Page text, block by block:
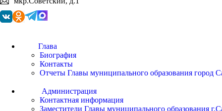
Глава
Биография
Контакты
Отчеты Главы муниципального образования город
Администрация
Контактная информация
Заместители Главы муниципального образования